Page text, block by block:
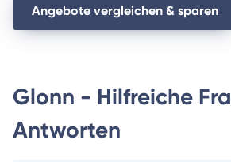
Angebote vergleichen & sparen
Glonn - Hilfreiche
Antworten